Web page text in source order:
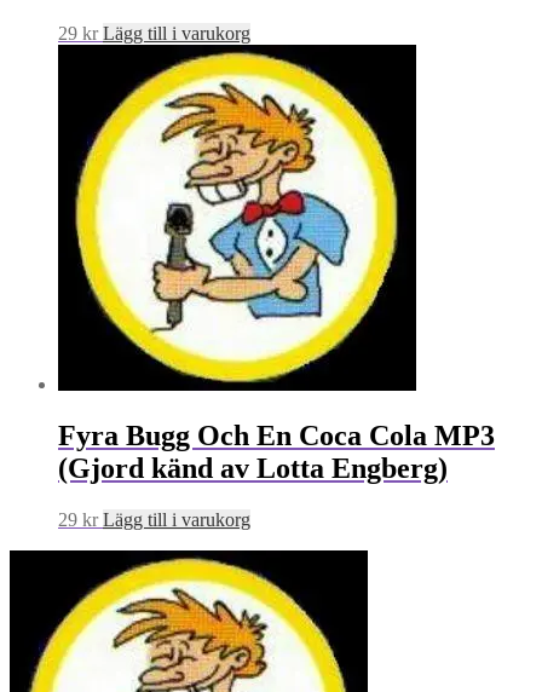
29 kr Lägg till i varukorg
Fyra Bugg Och En Coca Cola MP3
(Gjord känd av Lotta Engberg)
29 kr Lägg till i varukorg